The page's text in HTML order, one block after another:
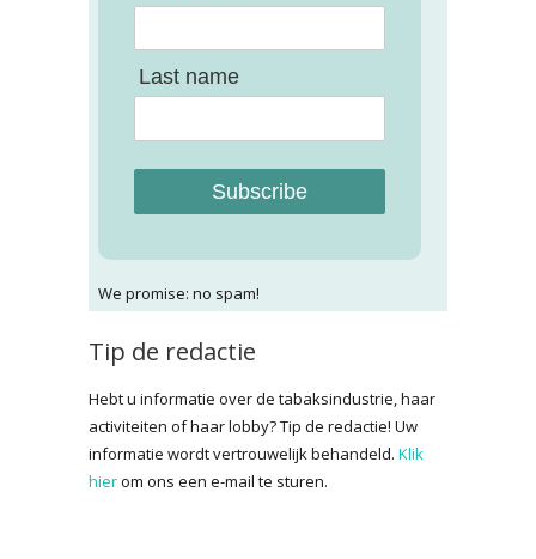
Last name
Subscribe
We promise: no spam!
Tip de redactie
Hebt u informatie over de tabaksindustrie, haar
activiteiten of haar lobby? Tip de redactie! Uw
informatie wordt vertrouwelijk behandeld. Klik
hierom ons een e-mail te sturen.